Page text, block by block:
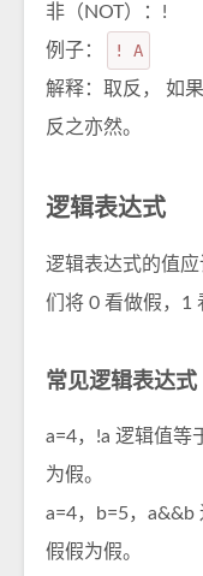
非（NOT）：!
例子：
! A
解释：取反， 如
反之亦然。
逻辑表达式
逻辑表达式的值
们将 0 看做假，1
常见逻辑表达式
a=4，!a 逻辑值等
为假。
a=4，b=5，a&&b
假假为假。